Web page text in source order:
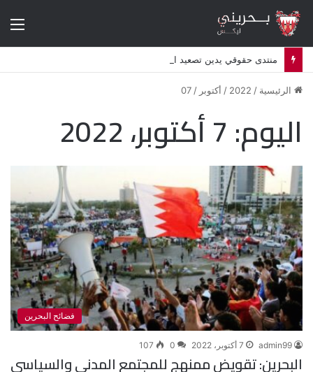
الرئيسية /
2022
/ أكتوبر /
07
اليوم:7 أكتوبر، 2022
فضائح البحرين
admin99 7 أكتوبر، 2022 0
107
البحرين: تقويض ممنهج للمجتمع المدني والسياسي